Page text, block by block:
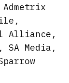
Admetrix
Alliance,
SA Media,